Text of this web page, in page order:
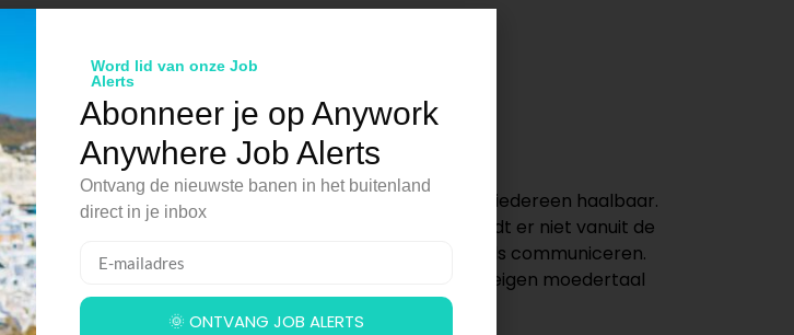
Met voldoende voorbereidingstijd is het echter voor iedereen haalbaar.
een manier om de taal eigen te maken. Daarnaast wordt er niet vanuit de
in de meeste landen kun je probleemloos in het Engels communiceren.
baan in het buitenland. Vaak is het zo dat je juist in je eigen moedertaal
is de taal dus vaak geen obstakel!
Word lid van onze Job
Alerts
Abonneer je op Anywork
Anywhere Job Alerts
Ontvang de nieuwste banen in het buitenland
direct in je inbox
🌞 ONTVANG JOB ALERTS